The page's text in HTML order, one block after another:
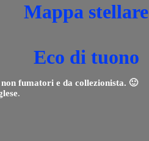
Mappa stellare
Eco di tuono
fumatori e da collezionista. 🙂
.